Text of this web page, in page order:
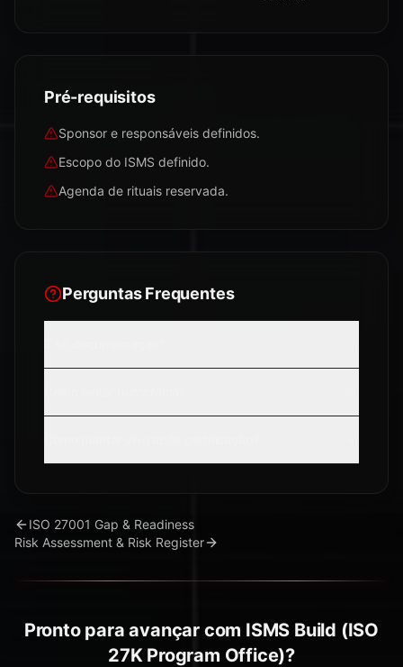
Pré-requisitos
Sponsor e responsáveis definidos.
Escopo do ISMS definido.
Agenda de rituais reservada.
Perguntas Frequentes
ISO 27001 Gap & Readiness
Risk Assessment & Risk Register
Pronto para avançar com ISMS Build (ISO
27K Program Office)?